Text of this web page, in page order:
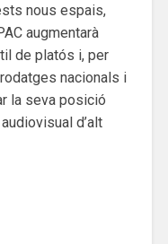
nous espais,
augmentarà
de platós i, per
nacionals i
la seva posició
d’alt